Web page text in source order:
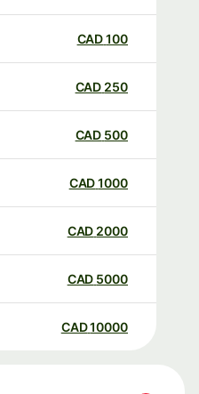
100
CAD
250
CAD
500
CAD
1000
CAD
2000
CAD
5000
CAD
10000
CAD